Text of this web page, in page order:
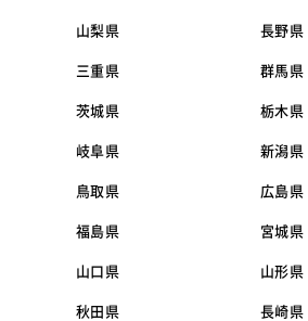
山梨県 長野県
三重県 群馬県
茨城県 栃木県
岐阜県 新潟県
鳥取県 広島県
福島県 宮城県
山口県 山形県
秋田県 長崎県